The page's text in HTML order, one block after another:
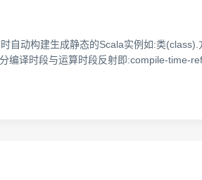
自动构建生成静态的Scala实例如:类
译时段与运算时段反射即:compile-time-